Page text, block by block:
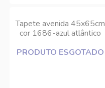
Tapete avenida 45x65cm
cor 1686-azul atlântico
PRODUTO ESGOTADO